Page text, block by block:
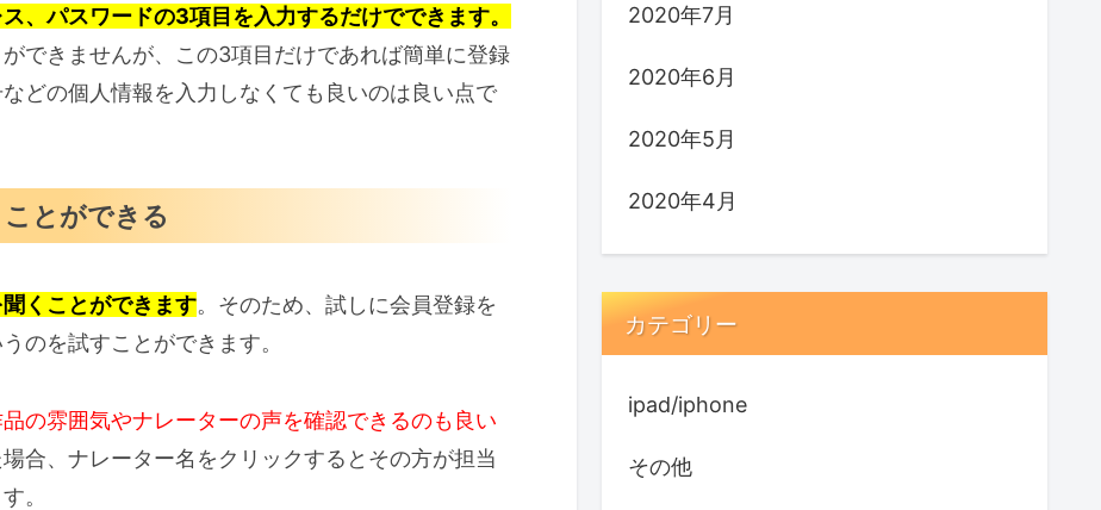
、パスワードの3項目を入力するだけでできます。
できませんが、この3項目だけであれば簡単に登録
どの個人情報を入力しなくても良いのは良い点で
とができる
くことができます。そのため、試しに会員登録を
のを試すことができます。
の雰囲気やナレーターの声を確認できるのも良い
合、ナレーター名をクリックするとその方が担当
。
2020年7月
2020年6月
2020年5月
2020年4月
カテゴリー
ipad/iphone
その他